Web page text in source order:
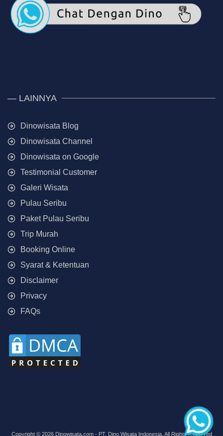
— LAINNYA
Dinowisata Blog
Dinowisata Channel
Dinowisata on Google
Testimonial Customer
Galeri Wisata
Pulau Seribu
Paket Pulau Seribu
Trip Murah
Booking Online
Syarat & Ketentuan
Disclaimer
Privacy
FAQs
Copyright © 2026 Dinowisata.com - PT. Dino Wisata Indonesia. All Rights Reserved